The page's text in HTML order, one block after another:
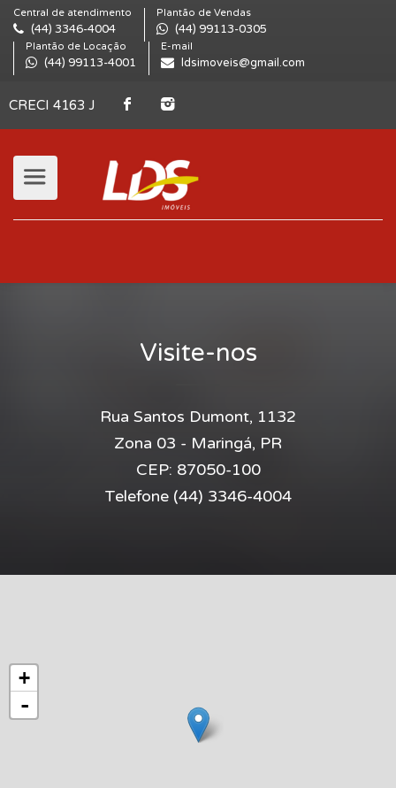
Central de atendimento
(44) 3346-4004
Plantão de Vendas
(44) 99113-0305
Plantão de Locação
(44) 99113-4001
E-mail
ldsimoveis@gmail.com
CRECI 4163 J
+
-
Visite-nos
Rua Santos Dumont, 1132
Zona 03 - Maringá, PR
CEP: 87050-100
Telefone (44) 3346-4004